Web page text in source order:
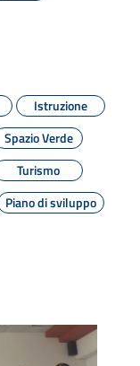
Istruzione
Spazio Verde
Turismo
Piano di sviluppo